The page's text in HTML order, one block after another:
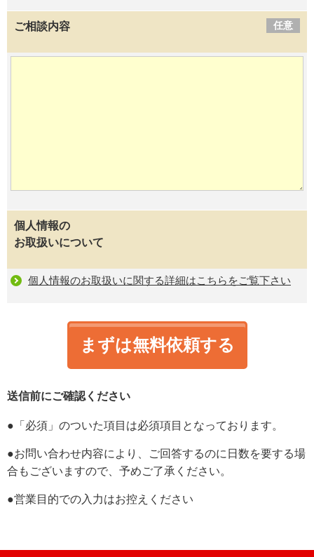
ご相談内容 任意
個人情報の
お取扱いについて
個人情報のお取扱いに関する詳細はこちらをご覧下さい
送信前にご確認ください
●「必須」のついた項目は必須項目となっております。
●お問い合わせ内容により、ご回答するのに日数を要する場
合もございますので、予めご了承ください。
●営業目的での入力はお控えください